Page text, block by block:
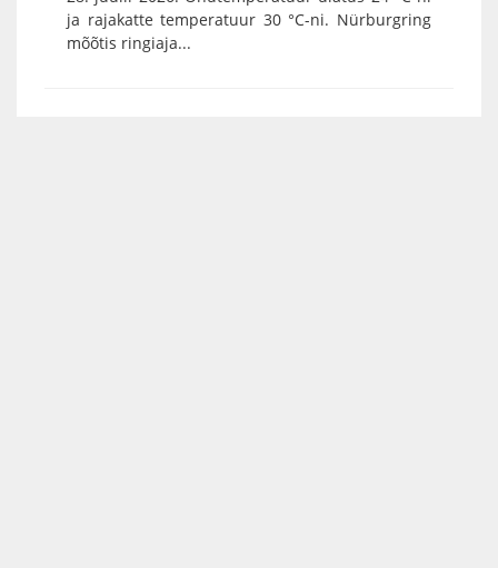
ja rajakatte temperatuur 30 °C-ni. Nürburgring
mõõtis ringiaja...